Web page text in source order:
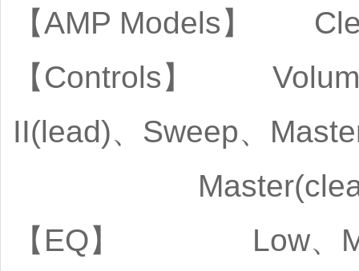
【AMP Models】
【Controls】
II(lead)、Sweep、
Master(clean/
【EQ】 Low、